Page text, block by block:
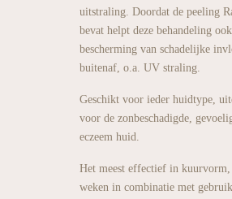
uitstraling. Doordat de peeling
bevat helpt deze behandeling
bescherming van schadelijke
buitenaf, o.a. UV straling.
Geschikt voor ieder huidtype,
voor de zonbeschadigde,
eczeem huid.
Het meest effectief in
weken in combinatie met